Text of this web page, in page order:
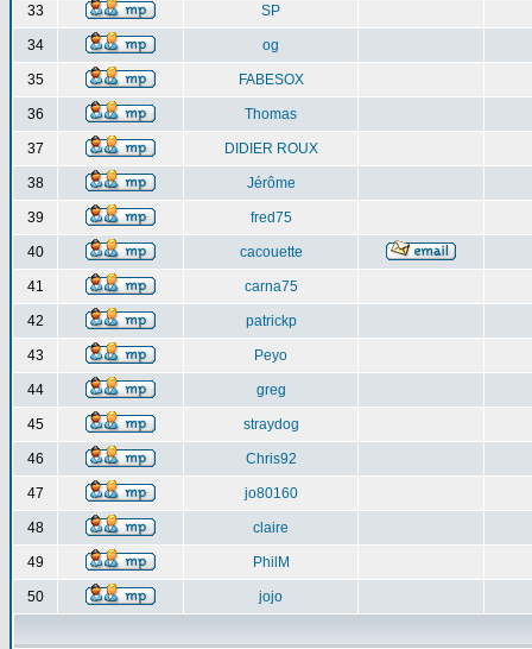
33 SP
34 og
35 FABESOX
36 Thomas
37 DIDIER ROUX
38 Jérôme
39 fred75
40 cacouette
41 carna75
42 patrickp
43 Peyo
44 greg
45 straydog
46 Chris92
47 jo80160
48 claire
49 PhilM
50 jojo